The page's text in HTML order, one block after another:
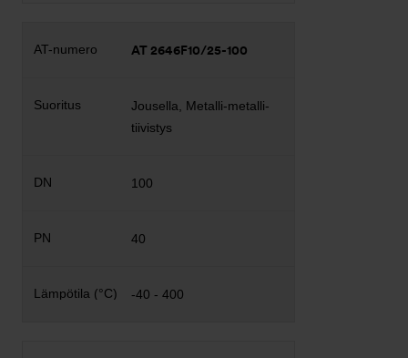
AT 2646F10/25-100
Jousella, Metalli-metalli-
tiivistys
100
40
-40 - 400